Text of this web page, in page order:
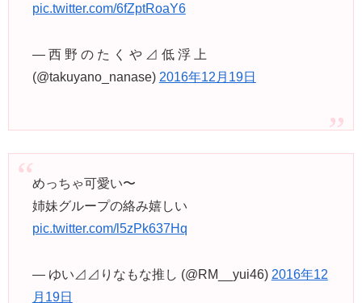
pic.twitter.com/6fZptRoaY6
— 西 野 の た く や ⊿ 低 浮 上
(@takuyano_nanase) 2016年12月19日
めっちゃ可愛い〜
姉妹グループの絡み嬉しい
pic.twitter.com/l5zPk637Hq
— ゆい⊿⊿りなもな推し (@RM__yui46) 2016年12
月19日